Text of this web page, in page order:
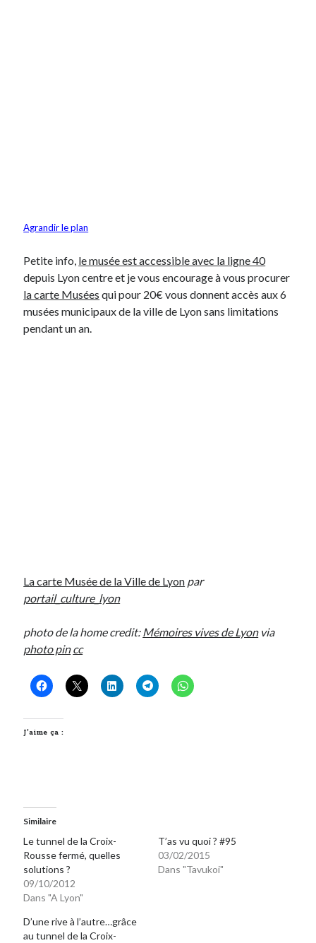
Agrandir le plan
Petite info, le musée est accessible avec la ligne 40
depuis Lyon centre et je vous encourage à vous procurer
la carte Musées qui pour 20€ vous donnent accès aux 6
musées municipaux de la ville de Lyon sans limitations
pendant un an.
La carte Musée de la Ville de Lyon par
portail_culture_lyon
photo de la home credit:Mémoires vives de Lyonvia
photo pin cc
J’aime ça :
Similaire
Le tunnel de la Croix-
Rousse fermé, quelles
solutions ?
09/10/2012
Dans "A Lyon"
T’as vu quoi ? #95
03/02/2015
Dans "Tavukoi"
D’une rive à l’autre…grâce
au tunnel de la Croix-